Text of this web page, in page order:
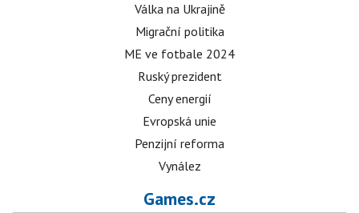
Válka na Ukrajině
Migrační politika
ME ve fotbale 2024
Ruský prezident
Ceny energií
Evropská unie
Penzijní reforma
Vynález
Games.cz